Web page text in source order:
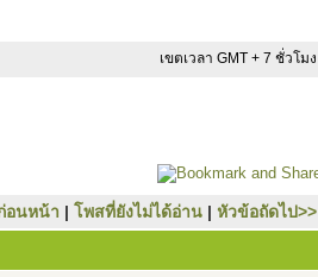
เขตเวลา GMT + 7 ชั่วโมง
อนหน้า | โพสที่ยังไม่ได้อ่าน | หัวข้อถัดไป>>